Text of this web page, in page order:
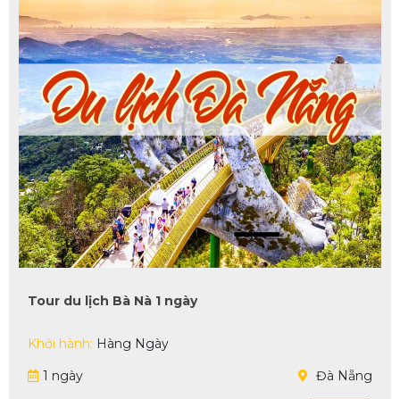
Tour du lịch Bà Nà 1 ngày
Khởi hành: Hàng Ngày
1 ngày
Đà Nẵng